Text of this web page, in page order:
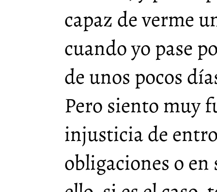
capaz de verme
cuando yo pase
de unos pocos
Pero siento muy
injusticia de
obligaciones o